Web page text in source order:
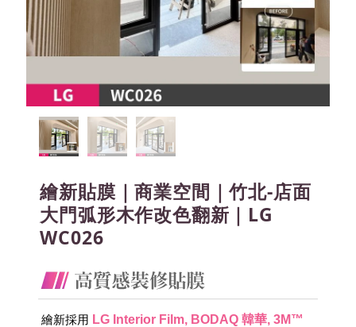
繪新貼膜｜商業空間｜竹北-店面
大門弧形木作改色翻新｜LG
WC026
繪新採用 LG Interior Film, BODAQ 韓華, 3M™